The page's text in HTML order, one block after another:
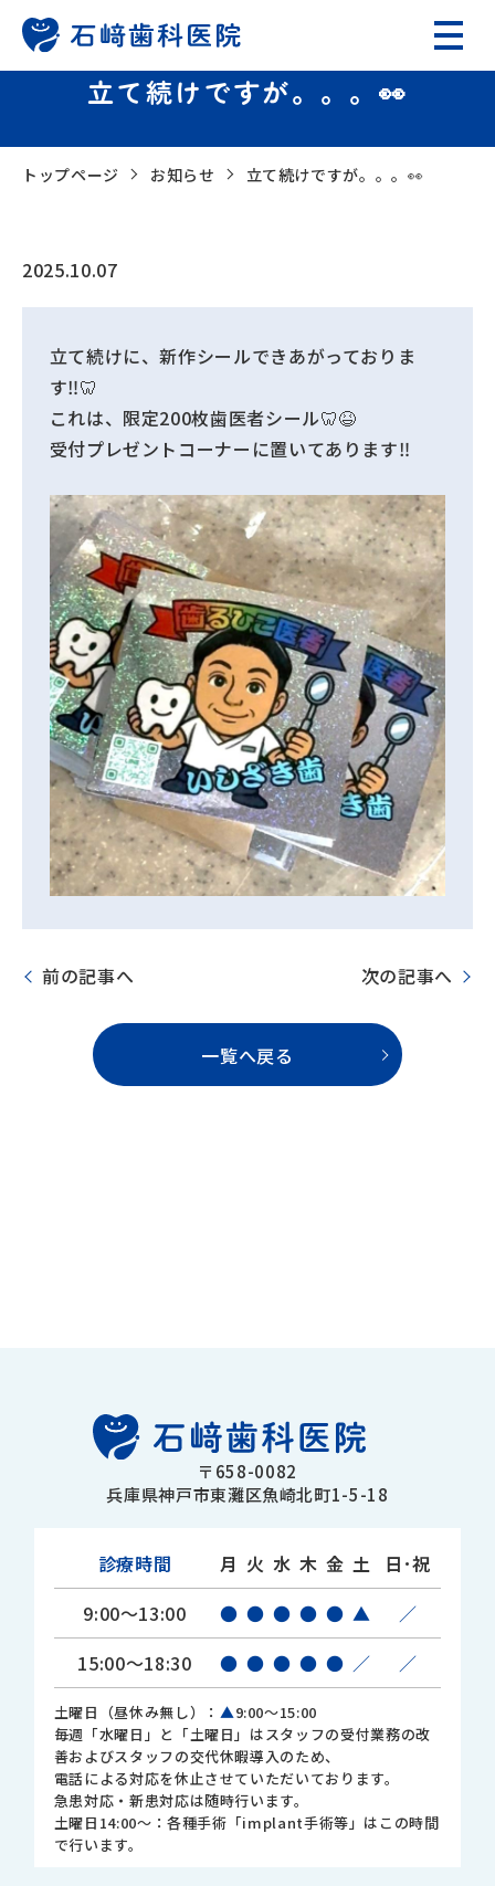
立て続けですが。。。👀
トップページ お知らせ 立て続けですが。。。👀
2025.10.07
立て続けに、新作シールできあがっておりま
す‼️🦷
これは、限定200枚歯医者シール🦷😆
受付プレゼントコーナーに置いてあります‼️
前の記事へ 次の記事へ
一覧へ戻る
〒658-0082
兵庫県神戸市東灘区魚崎北町1-5-18
診療時間 月 火 水 木 金 土
日･祝
9:00～13:00
● ● ● ● ● ▲
／
15:00～18:30
● ● ● ● ● ／ ／
土曜日（昼休み無し）： ▲9:00～15:00
毎週「水曜日」と「土曜日」はスタッフの受付業務の改
善およびスタッフの交代休暇導入のため、
電話による対応を休止させていただいております。
急患対応・新患対応は随時行います。
土曜日14:00～：各種手術「implant手術等」はこの時間
で行います。